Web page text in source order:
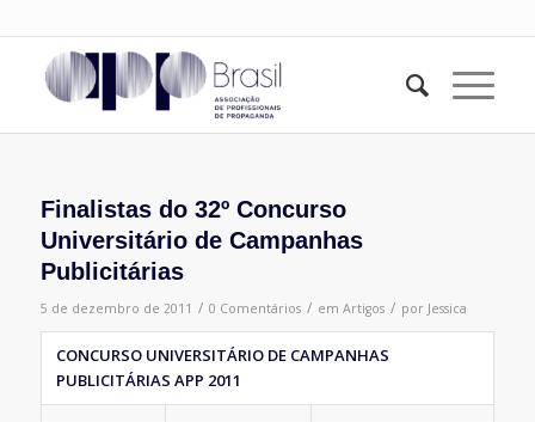
Finalistas do 32º Concurso
Universitário de Campanhas
Publicitárias
5 de dezembro de 2011 / 0 Comentários / em Artigos / por Jessica
CONCURSO UNIVERSITÁRIO DE CAMPANHAS
PUBLICITÁRIAS APP 2011